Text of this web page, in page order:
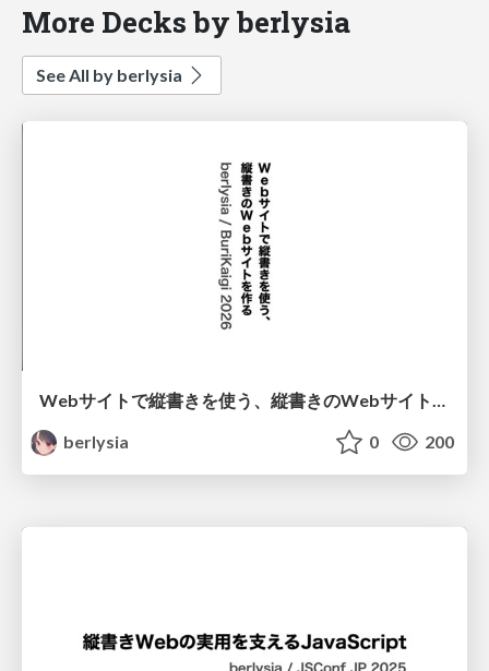
More Decks by berlysia
See All by berlysia
Webサイトで縦書きを使う、縦書きのWebサイトを作る / BuriKaigi 2026
berlysia
0 200